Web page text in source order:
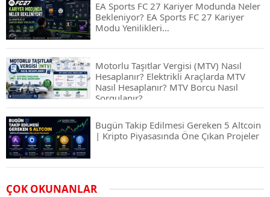
EA Sports FC 27 Kariyer Modunda Neler
Bekleniyor? EA Sports FC 27 Kariyer
Modu Yenilikleri…
Motorlu Taşıtlar Vergisi (MTV) Nasıl
Hesaplanır? Elektrikli Araçlarda MTV
Nasıl Hesaplanır? MTV Borcu Nasıl
Sorgulanır?
Bugün Takip Edilmesi Gereken 5 Altcoin
| Kripto Piyasasında Öne Çıkan Projeler
Airdrop Nasıl Alınır? Kripto Para Airdrop
ÇOK OKUNANLAR